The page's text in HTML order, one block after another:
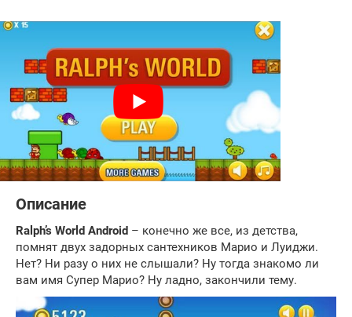
Описание
Ralph’s World Android – конечно же все, из детства,
помнят двух задорных сантехников Марио и Луиджи.
Нет? Ни разу о них не слышали? Ну тогда знакомо ли
вам имя Супер Марио? Ну ладно, закончили тему.